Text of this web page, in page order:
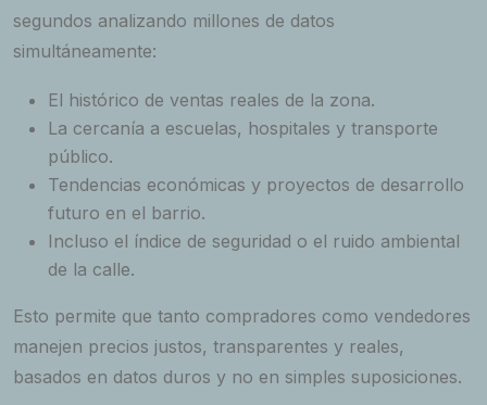
segundos analizando millones de datos
simultáneamente:
El histórico de ventas reales de la zona.
La cercanía a escuelas, hospitales y transporte
público.
Tendencias económicas y proyectos de desarrollo
futuro en el barrio.
Incluso el índice de seguridad o el ruido ambiental
de la calle.
Esto permite que tanto compradores como vendedores
manejen precios justos, transparentes y reales,
basados en datos duros y no en simples suposiciones.